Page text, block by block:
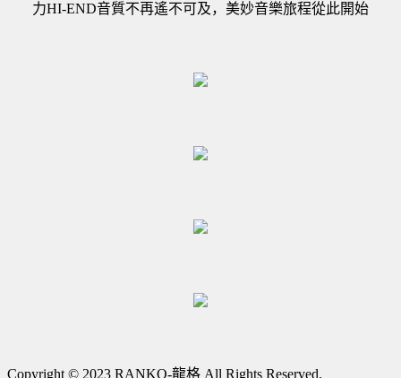
力HI-END音質不再遙不可及，美妙音樂旅程從此開始
Copyright © 2023 RANKO-龍格 All Rights Reserved.